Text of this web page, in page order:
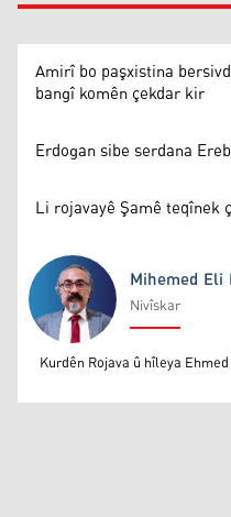
Amirî bo paşxistina
bangî komên çekdar kir
Erdogan sibe serdana
Li rojavayê Şamê teqînek
Mihemed Eli Destmalî
Mihemed
Nivîskar
Kurdên Rojava û hîleya